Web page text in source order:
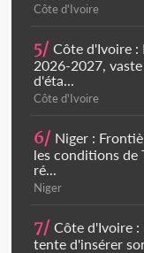
Côte d'Ivoire
5/ Côte d'Ivoire :
2026-2027,
d'éta...
Côte d'Ivoire
6/ Niger :
les conditions de
ré...
Niger
7/ Côte d'Ivoire :
tente d'insérer